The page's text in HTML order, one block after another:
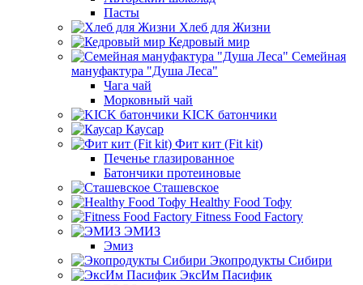
Пасты
Хлеб для Жизни
Кедровый мир
Семейная
мануфактура "Душа Леса"
Чага чай
Морковный чай
KICK батончики
Каусар
Фит кит (Fit kit)
Печенье глазированное
Батончики протеиновые
Сташевское
Healthy Food Тофу
Fitness Food Factory
ЭМИЗ
Эмиз
Экопродукты Сибири
ЭксИм Пасифик